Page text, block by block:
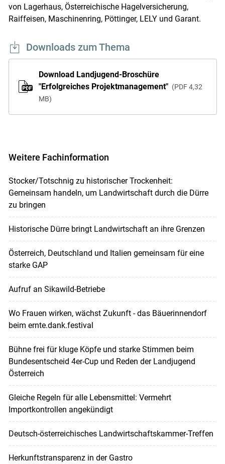
von Lagerhaus, Österreichische Hagelversicherung,
Raiffeisen, Maschinenring, Pöttinger, LELY und Garant.
Downloads zum Thema
Download Landjugend-Broschüre
"Erfolgreiches Projektmanagement"
PDF 4,32
MB
Weitere Fachinformation
Stocker/Totschnig zu historischer Trockenheit:
Gemeinsam handeln, um Landwirtschaft durch die Dürre
zu bringen
Historische Dürre bringt Landwirtschaft an ihre Grenzen
Österreich, Deutschland und Italien gemeinsam für eine
starke GAP
Aufruf an Sikawild-Betriebe
Wo Frauen wirken, wächst Zukunft - das Bäuerinnendorf
beim ernte.dank.festival
Bühne frei für kluge Köpfe und starke Stimmen beim
Bundesentscheid 4er-Cup und Reden der Landjugend
Österreich
Gleiche Regeln für alle Lebensmittel: Vermehrt
Importkontrollen angekündigt
Deutsch-österreichisches Landwirtschaftskammer-Treffen
Herkunftstransparenz in der Gastro